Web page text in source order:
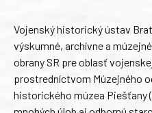
Vojenský historický ústav
výskumné, archívne a
obrany SR pre oblasť
prostredníctvom Múzejného
historického múzea Piešťany